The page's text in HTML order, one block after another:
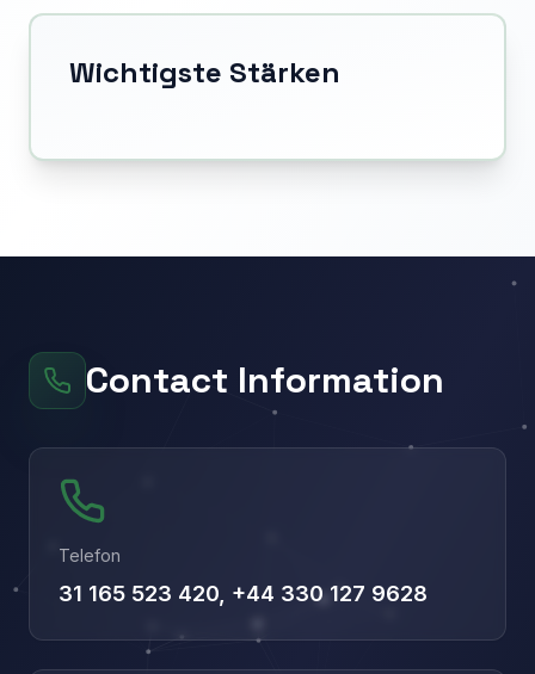
Wichtigste Stärken
Contact Information
Telefon
31 165 523 420, +44 330 127 9628